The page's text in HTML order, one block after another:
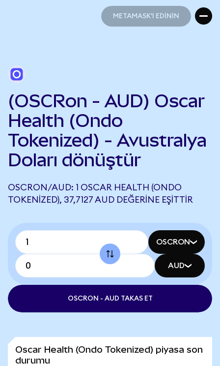
METAMASK'I EDİNİN
(OSCRon - AUD) Oscar
Health (Ondo
Tokenized) - Avustralya
Doları dönüştür
OSCRON/AUD: 1 OSCAR HEALTH (ONDO
TOKENIZED), 37,7127 AUD DEĞERINE EŞITTIR
OSCRON
AUD
OSCRON - AUD TAKAS ET
Oscar Health (Ondo Tokenized) piyasa son
durumu